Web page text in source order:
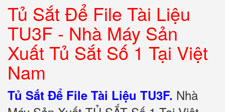
Tủ Sắt Để File Tài Liệu
TU3F - Nhà Máy Sản
Xuất Tủ Sắt Số 1 Tại Việt
Nam
Tủ Sắt Để File Tài Liệu TU3F. Nhà